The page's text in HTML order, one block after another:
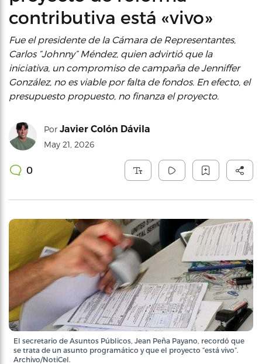
contributiva está «vivo»
Fue el presidente de la Cámara de Representantes,
Carlos “Johnny” Méndez, quien advirtió que la
iniciativa, un compromiso de campaña de Jenniffer
González, no es viable por falta de fondos. En efecto, el
presupuesto propuesto, no finanza el proyecto.
Por Javier Colón Dávila
May 21, 2026
0
El secretario de Asuntos Públicos, Jean Peña Payano, recordó que
se trata de un asunto programático y que el proyecto “está vivo”.
Archivo/NotiCel.